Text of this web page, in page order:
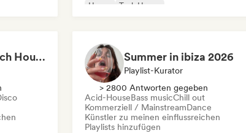
House
Tech House
House 2026 | Tech House & Club Music 🔥 Summer in ibiza 2026
Playlist-Kurator
> 2800 Antworten gegeben
Acid-HouseBass musicChill out
Kommerziell / MainstreamDance
Künstler zu meinen einflussreichen
Playlists hinzufügen